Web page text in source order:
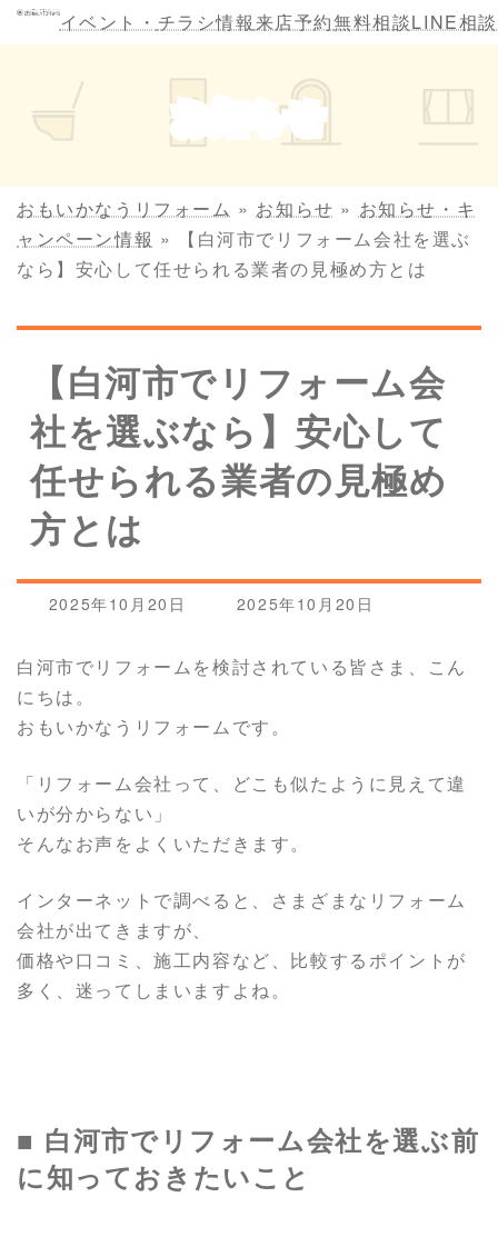
コ
ン
ッ
プ
ナ
ビ
移
動
イベント・ チラシ情報来店予約無料相談LINE相談
お知らせ
おもいかなうリフォーム » お知らせ » お知らせ・キ
ャンペーン情報 »
【白河市でリフォーム会社を選ぶ
なら】安心して任せられる業者の見極め方とは
【白河市でリフォーム会
社を選ぶなら】安心して
任せられる業者の見極め
方とは
2025年10月20日
最
新
時
2025年10月20日
白河市でリフォームを検討されている皆さま、こん
にちは。
おもいかなうリフォームです。
「リフォーム会社って、どこも似たように見えて違
いが分からない」
そんなお声をよくいただきます。
インターネットで調べると、さまざまなリフォーム
会社が出てきますが、
価格や口コミ、施工内容など、比較するポイントが
多く、迷ってしまいますよね。
■ 白河市でリフォーム会社を選ぶ前
に知っておきたいこと